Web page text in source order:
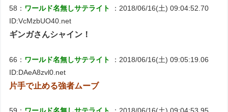
58： ワールド名無しサテライト
：2018/06/16(土) 09:04:52.70
ID:VcMzbUO40.net
ギンガさんシャイン！
66： ワールド名無しサテライト
：2018/06/16(土) 09:05:19.06
ID:DAeA8zvl0.net
片手で止める強者ムーブ